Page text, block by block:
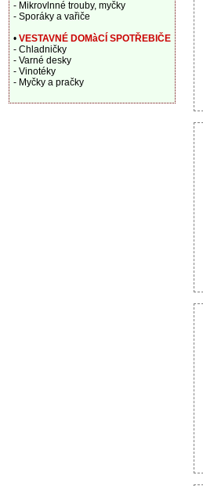
- Mikrovlnné trouby, myčky
- Sporáky a vařiče
• VESTAVNÉ DOMàCÍ SPOTŘEBIČE
- Chladničky
- Varné desky
- Vinotéky
- Myčky a pračky